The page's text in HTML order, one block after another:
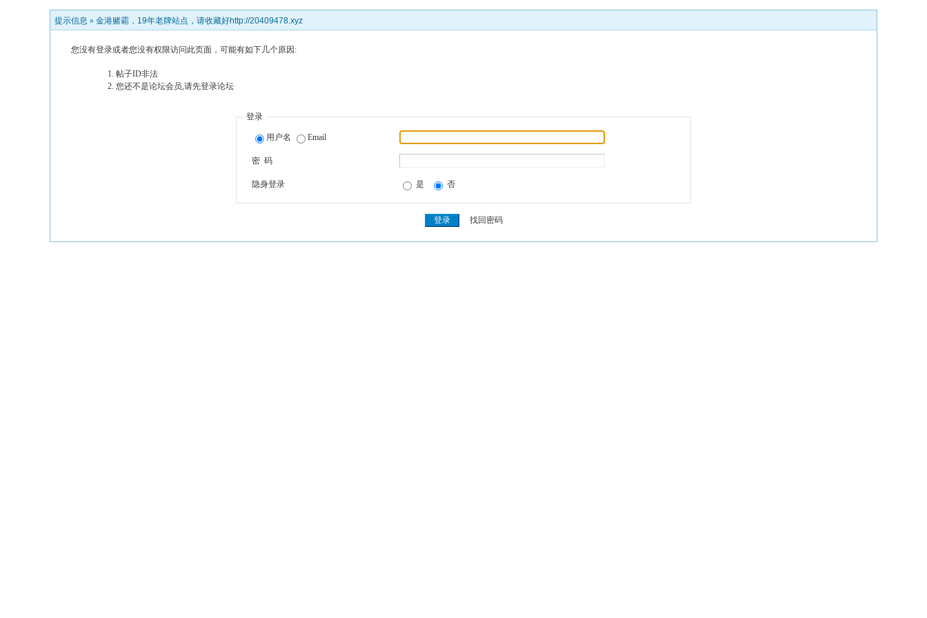
提示信息 » 金港赌霸，19年老牌站点，请收藏好http://20409478.xyz
您没有登录或者您没有权限访问此页面，可能有如下几个原因:
帖子ID非法
您还不是论坛会员,请先登录论坛
登录
用户名 Email
密 码
隐身登录 是 否
找回密码